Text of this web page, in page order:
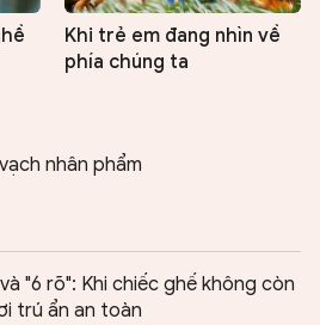
Khi trẻ em đang nhìn về
phía chúng ta
nhân phẩm
"6 rõ": Khi chiếc ghế không còn
trú ẩn an toàn